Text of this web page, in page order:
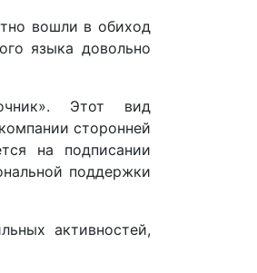
вошли в обиход
языка довольно
Этот вид
сторонней
на подписании
поддержки
активностей,